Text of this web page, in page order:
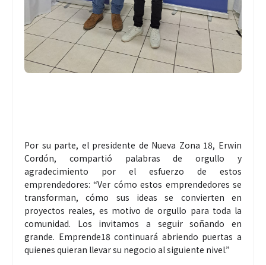
Por su parte, el presidente de Nueva Zona 18, Erwin
Cordón, compartió palabras de orgullo y
agradecimiento por el esfuerzo de estos
emprendedores: “Ver cómo estos emprendedores se
transforman, cómo sus ideas se convierten en
proyectos reales, es motivo de orgullo para toda la
comunidad. Los invitamos a seguir soñando en
grande. Emprende18 continuará abriendo puertas a
quienes quieran llevar su negocio al siguiente nivel.”